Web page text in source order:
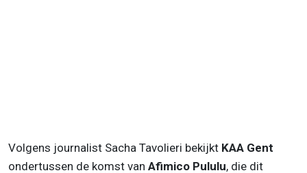
Volgens journalist Sacha Tavolieri bekijkt KAA Gent
ondertussen de komst van Afimico Pululu, die dit